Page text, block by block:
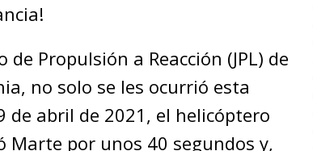
Propulsión a Reacción (JPL) de
no solo se les ocurrió esta
de abril de 2021, el helicóptero
Marte por unos 40 segundos y,